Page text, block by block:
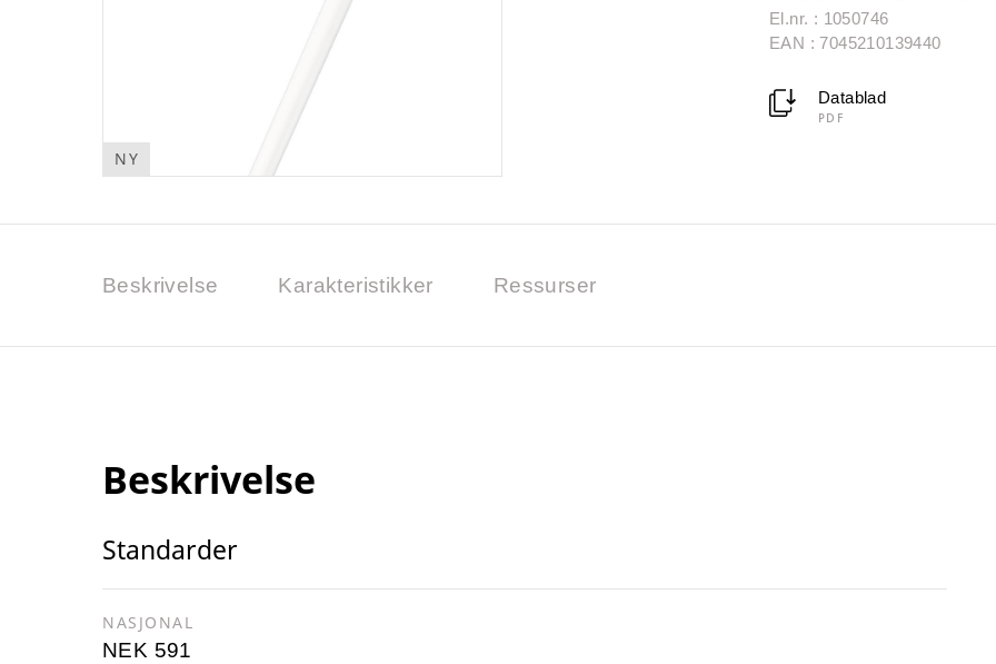
NY
El.nr. : 1050746
EAN : 7045210139440
Datablad
PDF
Beskrivelse Karakteristikker Ressurser
Beskrivelse
Standarder
NASJONAL
NEK 591